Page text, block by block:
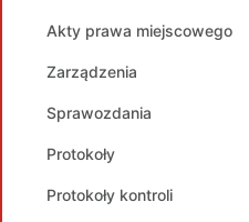
Akty prawa miejscowego
Zarządzenia
Sprawozdania
Protokoły
Protokoły kontroli